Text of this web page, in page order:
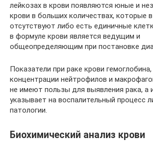
лейкозах в крови появляются юные и
крови в больших количествах, которые
отсутствуют либо есть единичные
в формуле крови является ведущим и
общеопределяющим при постановке
Показатели при раке крови
концентрации нейтрофилов и
не имеют пользы для выявления рака, а
указывает на воспалительный процесс
патологии.
Биохимический анализ крови